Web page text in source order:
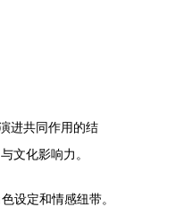
进共同作用的结
文化影响力。
设定和情感纽带。